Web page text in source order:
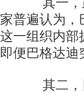
家普遍认为，
这一组织内部
即便巴格达迪
其二，目